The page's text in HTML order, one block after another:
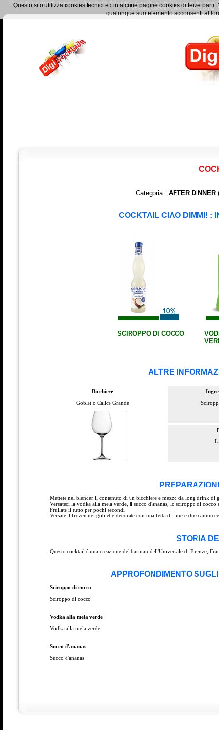
Cocktail Ciao dimmi! - Cocktails - Ingredienti del cocktail Ciao dimmi!- Preparazione del
preparare Cocktail Ciao dimmi!
Categoria : AFTER DINNER(
COCKTAIL CIAO DIMMI! :
SCIROPPO DI COCCO
ALTRE
Bicchiere
Goblet o Calice Grande
Mettete nel blender il contenuto di un bicchiere e mezzo da long drink di
Versateci la vodka alla mela verde, il succo d'ananas, lo sciroppo di
Frullate il tutto per pochi secondi
Versate il frozen nei goblet e decorate con una fetta di lime e due
STORIA
Questo cocktail è una creazione del barman dell'Universale di Firenze,
APPROFONDIMENTO
Sciroppo di cocco
Sciroppo di cocco
Vodka alla mela verde
Vodka alla mela verde
Succo d'ananas
Succo d'ananas
Questo sito utilizza cookies tecnici ed in alcune pagine cookies di terze
qualunque suo elemento acconsenti al